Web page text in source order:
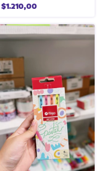
$1.210,00